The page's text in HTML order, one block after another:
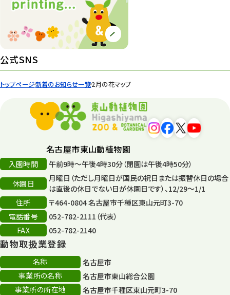
トップページ新着のお知らせ一覧2月の花マップ
公式SNS
名古屋市東山動植物園
入園時間
午前9時～午後4時30分（閉園は午後4時50分）
休園日
月曜日（ただし月曜日が国民の祝日または振替休日の場合
は直後の休日でない日が休園日です）、12/29～1/1
住所
〒464-0804 名古屋市千種区東山元町3-70
電話番号
052-782-2111（代表）
FAX
052-782-2140
動物取扱業登録
名称
名古屋市
事業所の名称
名古屋市東山総合公園
事業所の所在地
名古屋市千種区東山元町3-70